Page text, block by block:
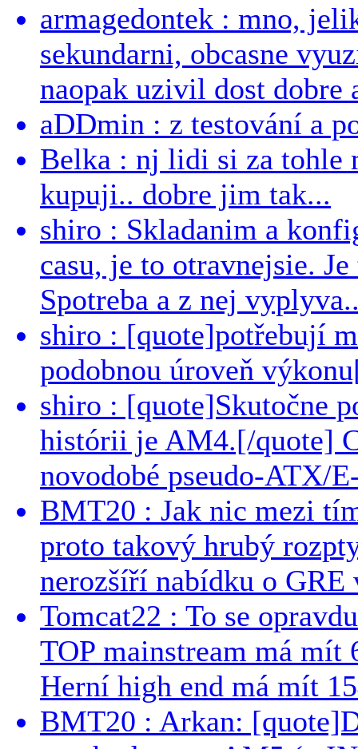
armagedontek : mno,
sekundarni, obcasne
naopak uzivil dost dobre
aDDmin : z testování a
Belka : nj lidi si za tohle
kupuji.. dobre jim tak...
shiro : Skladanim a
casu, je to otravnejsie.
Spotreba a z nej
shiro : [quote]potřebují
podobnou úroveň
shiro : [quote]Skutočne
histórii je AM4.[/quote]
novodobé pseudo-ATX/
BMT20 : Jak nic mezi
proto takový hrubý
nerozšíří nabídku o GRE
Tomcat22 : To se
TOP mainstream má
Herní high end má mít
BMT20 : Arkan: